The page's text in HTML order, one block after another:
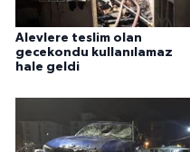
Alevlere teslim olan
gecekondu kullanılamaz
hale geldi